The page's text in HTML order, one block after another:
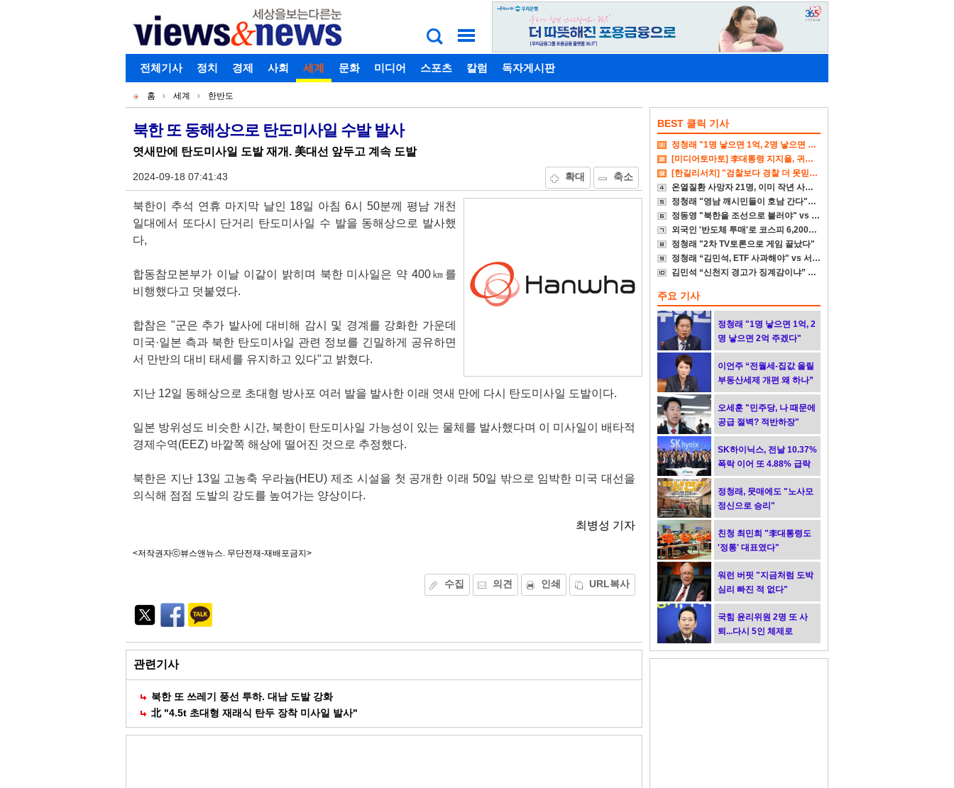
개
별
메
뉴
로그인 회원가입 아이디찾기 비밀번호찾기
주
메
뉴
전체기사 정치 경제 사회 세계 문화 미디어 스포츠 칼럼 독자게시판
현
재
위
치
홈 세계 한반도
기
사
본
문
북한 또 동해상으로 탄도미사일 수발 발사
엿새만에 탄도미사일 도발 재개. 美대선 앞두고 계속 도발
2024-09-18 07:41:43 확대 축소
북한이 추석 연휴 마지막 날인 18일 아침 6시 50분께 평남 개천
일대에서 또다시 단거리 탄도미사일 수 발을 동해상으로 발사했
다,
합동참모본부가 이날 이같이 밝히며 북한 미사일은 약 400㎞를
비행했다고 덧붙였다.
합참은 "군은 추가 발사에 대비해 감시 및 경계를 강화한 가운데
미국·일본 측과 북한 탄도미사일 관련 정보를 긴밀하게 공유하면
서 만반의 대비 태세를 유지하고 있다"고 밝혔다.
지난 12일 동해상으로 초대형 방사포 여러 발을 발사한 이래 엿새 만에 다시 탄도미사일 도발이다.
일본 방위성도 비슷한 시간, 북한이 탄도미사일 가능성이 있는 물체를 발사했다며 이 미사일이 배타적
경제수역(EEZ) 바깥쪽 해상에 떨어진 것으로 추정했다.
북한은 지난 13일 고농축 우라늄(HEU) 제조 시설을 첫 공개한 이래 50일 밖으로 임박한 미국 대선을
의식해 점점 도발의 강도를 높여가는 양상이다.
최병성 기자
<저작권자ⓒ뷰스앤뉴스. 무단전재-재배포금지>
능
수집 의견 인쇄 URL복사
외
공
유
관련기사
북한 또 쓰레기 풍선 투하. 대남 도발 강화
北 "4.5t 초대형 재래식 탄두 장착 미사일 발사"
BEST 클릭 기사
정청래 "1명 낳으면 1억, 2명 낳으면 2억 주겠다"
[미디어토마토] 李대통령 지지율, 귀국후 4%p↓
[한길리서치] "검찰보다 경찰 더 못믿겠다"
온열질환 사망자 21명, 이미 작년 사망자 넘어서
정청래 "영남 깨시민들이 호남 간다"에 송영길 "참담"
정동영 "북한을 조선으로 불러야" vs 李대통령 "고민 더 하라"
외국인 '반도체 투매'로 코스피 6,200대 폭삭
정청래 "2차 TV토론으로 게임 끝났다"
정청래 “김민석, ETF 사과해야" vs 서미화 "국회서 통과시켜 놓고선"
김민석 “신천지 경고가 징계감이냐” vs 정청래 "근거대라"
주요 기사
정청래 "1명 낳으면 1억, 2
명 낳으면 2억 주겠다"
이언주 “전월세-집값 올릴
부동산세제 개편 왜 하나”
오세훈 "민주당, 나 때문에
공급 절벽? 적반하장"
SK하이닉스, 전날 10.37%
폭락 이어 또 4.88% 급락
정청래, 뭇매에도 "노사모
정신으로 승리"
친청 최민희 "李대통령도
'정통' 대표였다"
워런 버핏 "지금처럼 도박
심리 빠진 적 없다"
국힘 윤리위원 2명 또 사
퇴...다시 5인 체제로